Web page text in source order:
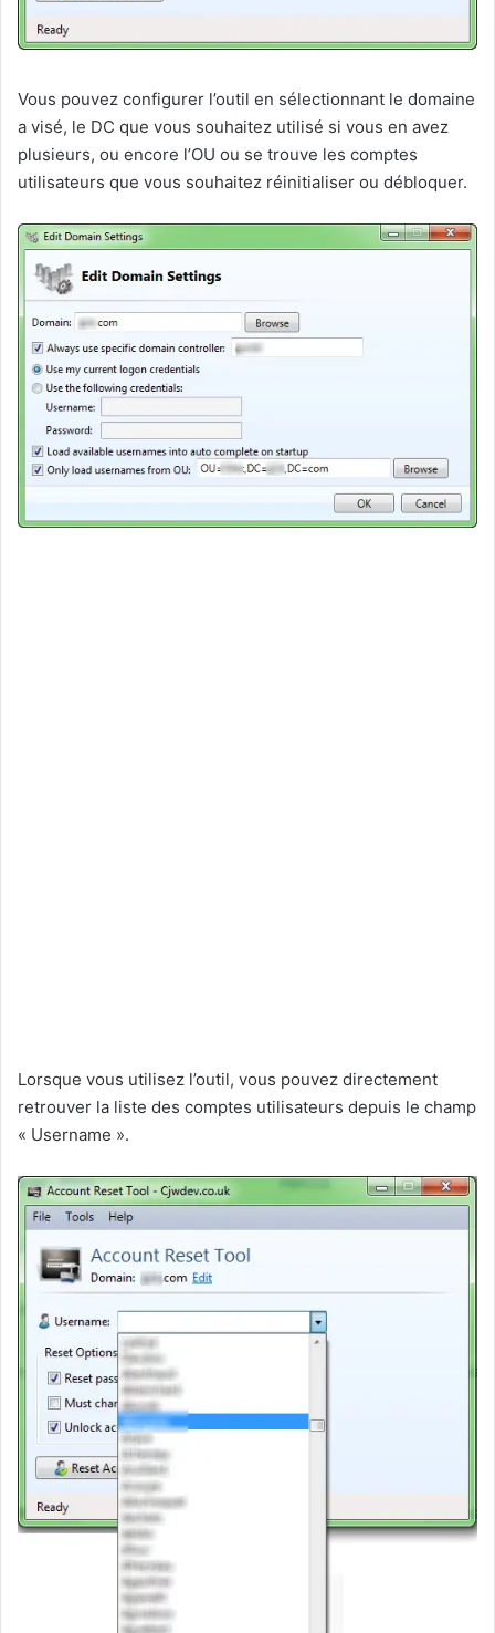
Vous pouvez configurer l’outil en sélectionnant le domaine
a visé, le DC que vous souhaitez utilisé si vous en avez
plusieurs, ou encore l’OU ou se trouve les comptes
utilisateurs que vous souhaitez réinitialiser ou débloquer.
Lorsque vous utilisez l’outil, vous pouvez directement
retrouver la liste des comptes utilisateurs depuis le champ
« Username ».